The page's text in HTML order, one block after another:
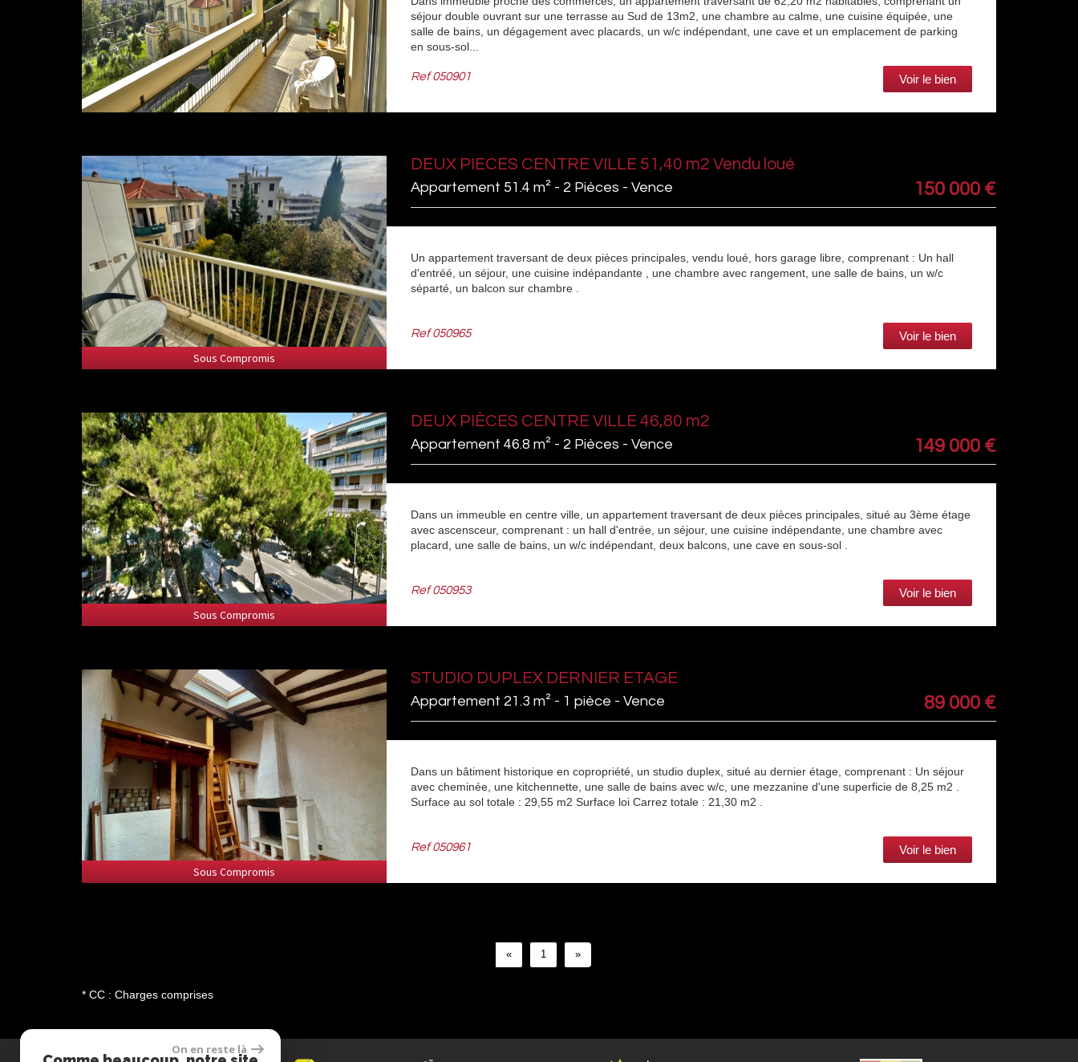
séjour double ouvrant sur une terrasse au Sud de 13m2, une chambre au calme, une cuisine équipée, une
salle de bains, un dégagement avec placards, un w/c indépendant, une cave et un emplacement de parking
en sous-sol...
Ref050901 Voir le bien
Sous Compromis
Sous Compromis
DEUX PIECES CENTRE VILLE 51,40 m2 Vendu loué
Appartement 51.4 m² - 2 Pièces - Vence 150 000 €
Un appartement traversant de deux pièces principales, vendu loué, hors garage libre, comprenant : Un hall
d'entréé, un séjour, une cuisine indépandante , une chambre avec rangement, une salle de bains, un w/c
séparté, un balcon sur chambre .
Ref050965 Voir le bien
Sous Compromis
Sous Compromis
DEUX PIÈCES CENTRE VILLE 46,80 m2
Appartement 46.8 m² - 2 Pièces - Vence 149 000 €
Dans un immeuble en centre ville, un appartement traversant de deux pièces principales, situé au 3ème étage
avec ascensceur, comprenant : un hall d'entrée, un séjour, une cuisine indépendante, une chambre avec
placard, une salle de bains, un w/c indépendant, deux balcons, une cave en sous-sol .
Ref050953 Voir le bien
Sous Compromis
Sous Compromis
STUDIO DUPLEX DERNIER ETAGE
Appartement 21.3 m² - 1 pièce - Vence 89 000 €
Dans un bâtiment historique en copropriété, un studio duplex, situé au dernier étage, comprenant : Un séjour
avec cheminée, une kitchennette, une salle de bains avec w/c, une mezzanine d'une superficie de 8,25 m2 .
Surface au sol totale : 29,55 m2 Surface loi Carrez totale : 21,30 m2 .
Ref050961 Voir le bien
« 1 »
* CC : Charges comprises
On en reste là